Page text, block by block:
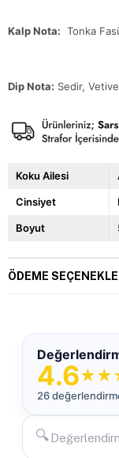
Kalp Nota: Tonka
Dip Nota: Sedir,
Koku Ailesi
Cinsiyet
Boyut
ÖDEME
4.6★★
26
🔍